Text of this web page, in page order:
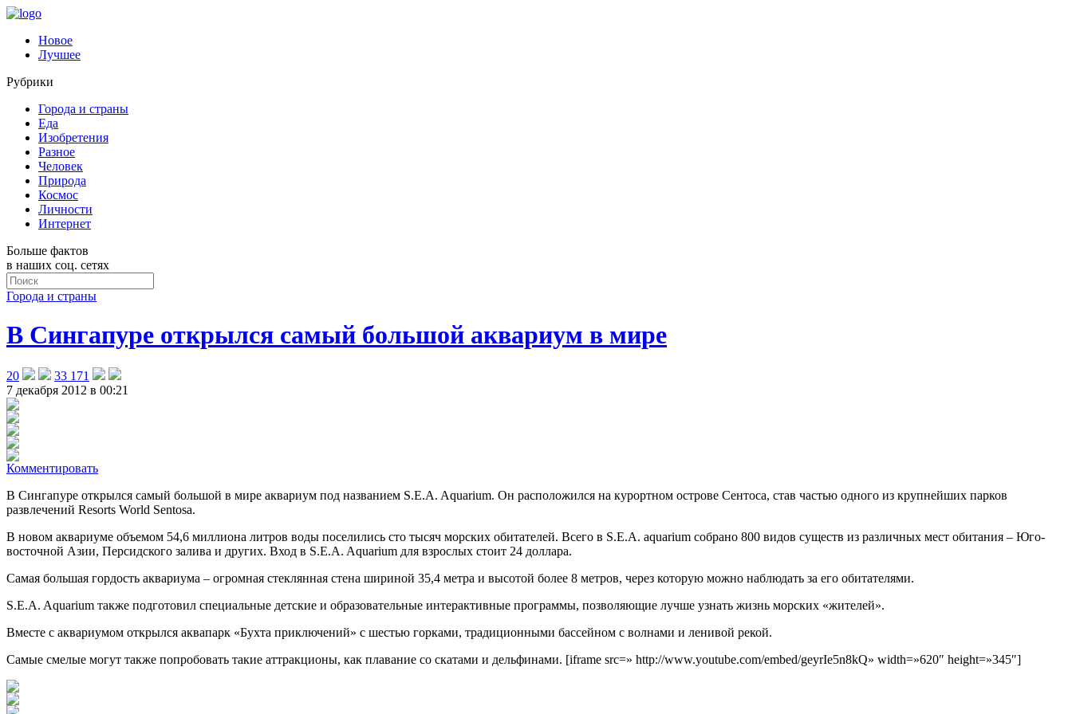
Новое
Лучшее
Рубрики
Города и страны
Еда
Изобретения
Разное
Человек
Природа
Космос
Личности
Интернет
Больше фактов
в наших соц. сетях
Города и страны
В Сингапуре открылся самый большой аквариум в мире
20
33 171
7 декабря 2012 в 00:21
Комментировать
В Сингапуре открылся самый большой в мире аквариум под названием S.E.A. Aquarium. Он расположился на курортном острове Сентоса, став частью одного из крупнейших парков
развлечений Resorts World Sentosa.
В новом аквариуме объемом 54,6 миллиона литров воды поселились сто тысяч морских обитателей. Всего в S.E.A. aquarium собрано 800 видов существ из различных мест обитания – Юго-
восточной Азии, Персидского залива и других. Вход в S.E.A. Aquarium для взрослых стоит 24 доллара.
Самая большая гордость аквариума – огромная стеклянная стена шириной 35,4 метра и высотой более 8 метров, через которую можно наблюдать за его обитателями.
S.E.A. Aquarium также подготовил специальные детские и образовательные интерактивные программы, позволяющие лучше узнать жизнь морских «жителей».
Вместе с аквариумом открылся аквапарк «Бухта приключений» с шестью горками, традиционными бассейном с волнами и ленивой рекой.
Самые смелые могут также попробовать такие аттракционы, как плавание со скатами и дельфинами. [iframe src=» http://www.youtube.com/embed/geyrIe5n8kQ» width=»620″ height=»345″]